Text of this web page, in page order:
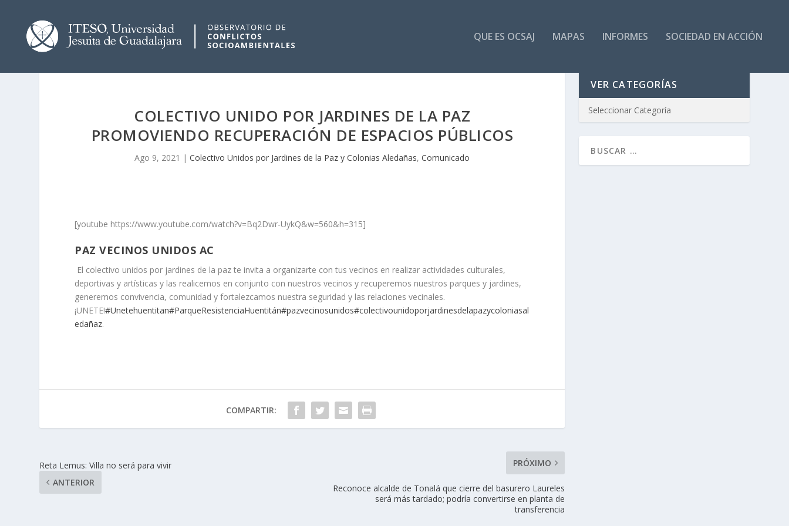
QUE ES OCSAJ MAPAS INFORMES SOCIEDAD EN ACCIÓN
COLECTIVO UNIDO POR JARDINES DE LA PAZ
PROMOVIENDO RECUPERACIÓN DE ESPACIOS PÚBLICOS
Ago 9, 2021 |Colectivo Unidos por Jardines de la Paz y Colonias Aledañas,Comunicado
[youtube https://www.youtube.com/watch?v=Bq2Dwr-UykQ&w=560&h=315]
PAZ VECINOS UNIDOS AC
El colectivo unidos por jardines de la paz te invita a organizarte con tus vecinos en realizar actividades culturales,
deportivas y artísticas y las realicemos en conjunto con nuestros vecinos y recuperemos nuestros parques y jardines,
generemos convivencia, comunidad y fortalezcamos nuestra seguridad y las relaciones vecinales.
¡UNETE!#Unetehuentitan#ParqueResistenciaHuentitán#pazvecinosunidos#colectivounidoporjardinesdelapazycoloniasal
edañaz.
COMPARTIR:
Reta Lemus: Villa no será para vivir
ANTERIOR
PRÓXIMO
Reconoce alcalde de Tonalá que cierre del basurero Laureles
será más tardado; podría convertirse en planta de
transferencia
VER CATEGORÍAS